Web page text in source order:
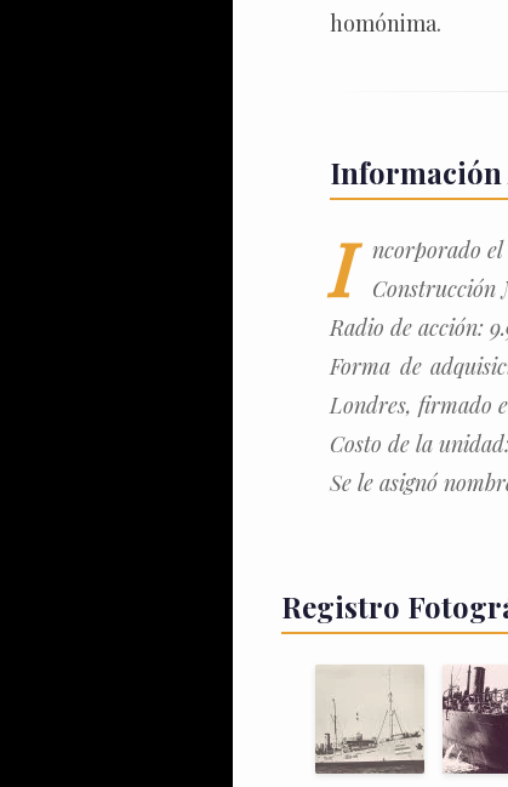
homónima.
I
ncorporado el
Construcción
Radio de acción:
Forma de
Londres, firmado
Costo de la
Se le asignó
Registro